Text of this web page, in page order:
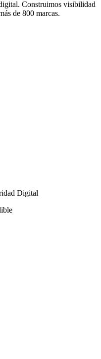
Construimos visibilidad
de 800 marcas.
Digital